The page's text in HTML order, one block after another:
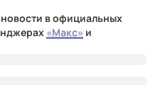
в официальных
«Макс» и